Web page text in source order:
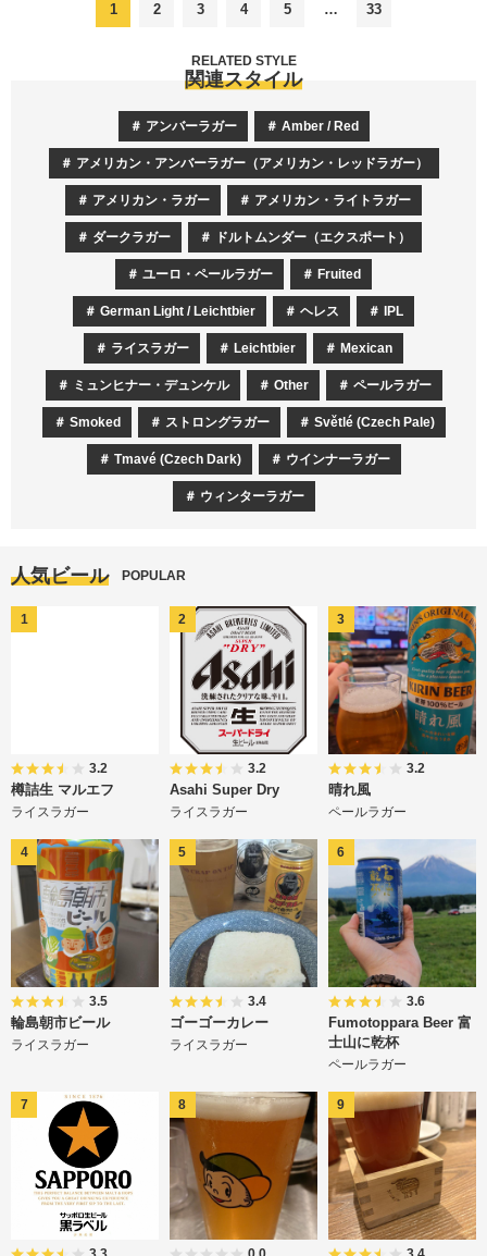
1 2 3 4 5 … 33
関連スタイル
RELATED STYLE
アンバーラガー Amber / Red
アメリカン・アンバーラガー（アメリカン・レッドラガー）
アメリカン・ラガー アメリカン・ライトラガー
ダークラガー ドルトムンダー（エクスポート）
ユーロ・ペールラガー Fruited
German Light / Leichtbier ヘレス IPL
ライスラガー Leichtbier Mexican
ミュンヒナー・デュンケル Other ペールラガー
Smoked ストロングラガー Světlé (Czech Pale)
Tmavé (Czech Dark) ウインナーラガー
ウィンターラガー
人気ビール POPULAR
3.2
樽詰生 マルエフ
ライスラガー
3.2
Asahi Super Dry
ライスラガー
3.2
晴れ風
ペールラガー
3.5
輪島朝市ビール
ライスラガー
3.4
ゴーゴーカレー
ライスラガー
3.6
Fumotoppara Beer 富
士山に乾杯
ペールラガー